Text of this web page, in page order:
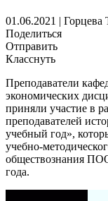
01.06.2021 |
Поделиться
Отправить
Класснуть
Преподаватели
экономических
приняли участие в
преподавателей
учебный год»,
учебно-
обществознания
года.